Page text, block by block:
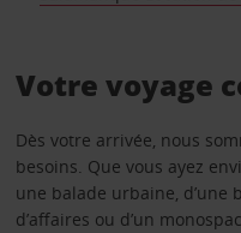
Votre voyage
Dès votre arrivée, nous
besoins. Que vous ayez
une balade urbaine, d’une
d’affaires ou d’un